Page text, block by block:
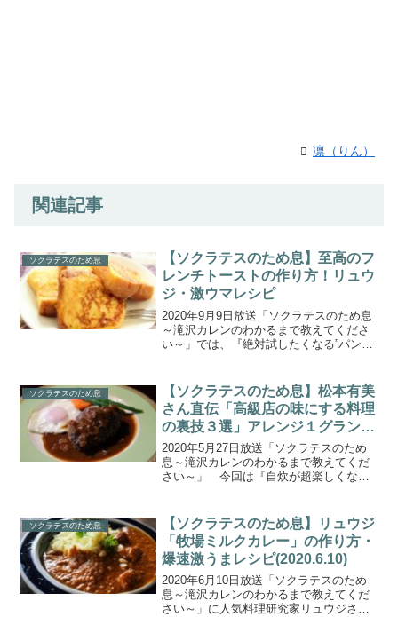
凛（りん）
関連記事
ソクラテスのため息
【ソクラテスのため息】至高のフ
レンチトーストの作り方！リュウ
ジ・激ウマレシピ
2020年9月9日放送「ソクラテスのため息
～滝沢カレンのわかるまで教えてくださ
い～」では、『絶対試したくなる”パンの
も飽きない！リュウジ流パンのお供レシ
ピ・朝食編、...
ソクラテスのため息
【ソクラテスのため息】松本有美
さん直伝「高級店の味にする料理
の裏技３選」アレンジ１グランプ
リ！(2020.5.27)
2020年5月27日放送「ソクラテスのため
息～滝沢カレンのわかるまで教えてくだ
さい～」 今回は『自炊が超楽しくな
技編！こちらではゆーママこと松本有美
さん直伝「高級店の味に...
ソクラテスのため息
【ソクラテスのため息】リュウジ
「牧場ミルクカレー」の作り方・
爆速激うまレシピ(2020.6.10)
2020年6月10日放送「ソクラテスのため
息～滝沢カレンのわかるまで教えてくだ
さい～」に人気料理研究家リュウジさん